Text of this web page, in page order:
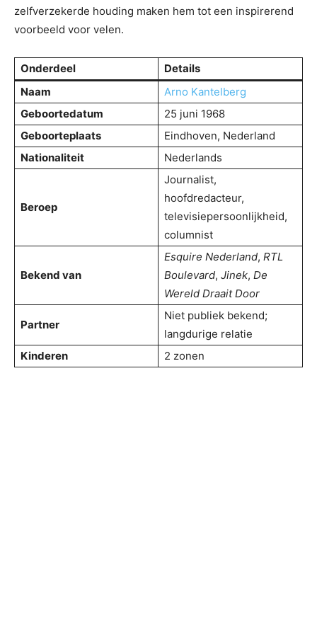
zelfverzekerde houding maken hem tot een inspirerend
voorbeeld voor velen.
Onderdeel
Details
Naam
Arno Kantelberg
Geboortedatum
25 juni 1968
Geboorteplaats
Eindhoven, Nederland
Nationaliteit
Nederlands
Beroep
Journalist,
hoofdredacteur,
televisiepersoonlijkheid,
columnist
Bekend van
Esquire Nederland, RTL
Boulevard, Jinek, De
Wereld Draait Door
Partner
Niet publiek bekend;
langdurige relatie
Kinderen
2 zonen